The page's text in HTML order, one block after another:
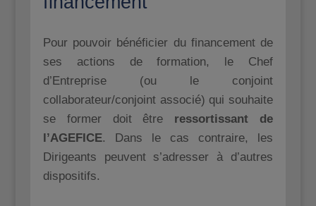
Pour pouvoir bénéficier du financement de
ses actions de formation, le Chef
d’Entreprise (ou le conjoint
collaborateur/conjoint associé) qui souhaite
se former doit être ressortissant de
l’AGEFICE. Dans le cas contraire, les
Dirigeants peuvent s’adresser à d’autres
dispositifs.